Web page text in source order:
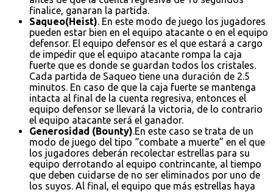
finalice, ganaran la partida.
Saqueo(Heist). En este modo de juego los jugadores
pueden estar bien en el equipo atacante o en el equipo
defensor. El equipo defensor es el que estará a cargo
de impedir que el equipo atacante rompa la caja
fuerte que es donde se guardan todos los cristales.
Cada partida de Saqueo tiene una duración de 2.5
minutos. En caso de que la caja fuerte se mantenga
intacta al final de la cuenta regresiva, entonces el
equipo defensor se llevará la victoria, de lo contrario
el equipo atacante será el ganador.
Generosidad (Bounty).En este caso se trata de un
modo de juego del tipo “combate a muerte” en el que
los jugadores deberán recolectar estrellas para su
equipo derrotando al equipo contrincante, al tiempo
que deben cuidarse de no ser eliminados por uno de
los suyos. Al final, el equipo que más estrellas haya